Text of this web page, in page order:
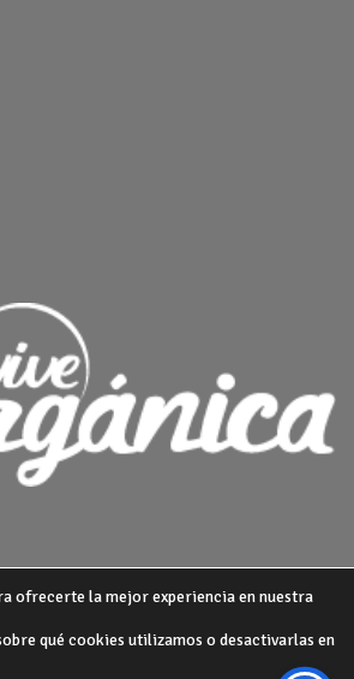
POLITICA DE PRIVACIDAD
ofrecerte la mejor experiencia en nuestra
qué cookies utilizamos o desactivarlas en